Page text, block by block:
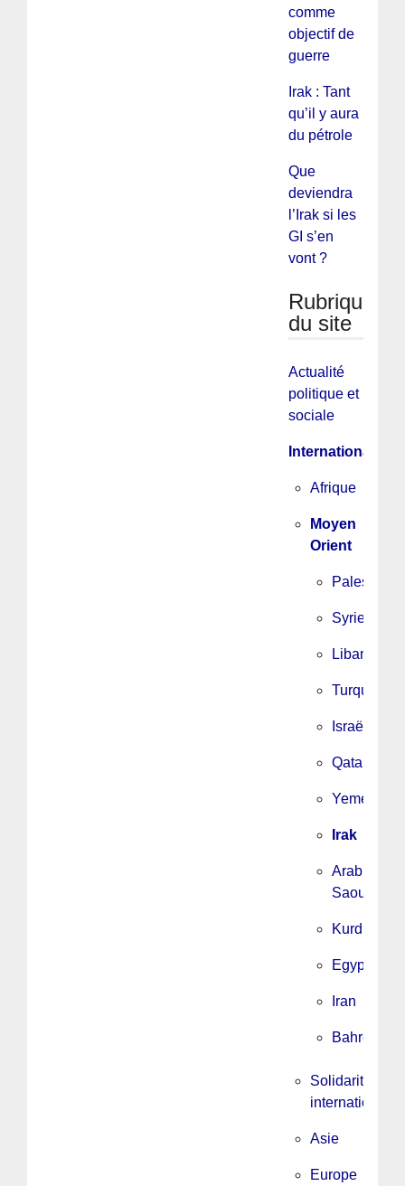
comme
objectif de
guerre
Irak : Tant
qu’il y aura
du pétrole
Que
deviendra
l’Irak si les
GI s’en
vont ?
Rubriques
du site
Actualité
politique et
sociale
International
Afrique
Moyen
Orient
Palestine
Syrie
Liban
Turquie
Israël
Qatar
Yemen
Irak
Arabie
Saoudite
Kurdistan
Egypte
Iran
Bahrein
Solidarité
internationale
Asie
Europe